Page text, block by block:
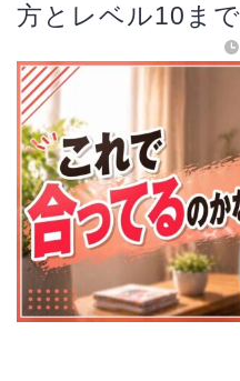
方とレベル10ま